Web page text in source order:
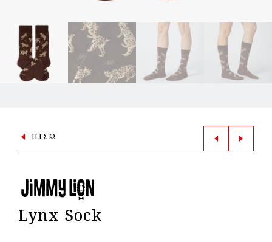
ΠΙΣΩ
Lynx Sock